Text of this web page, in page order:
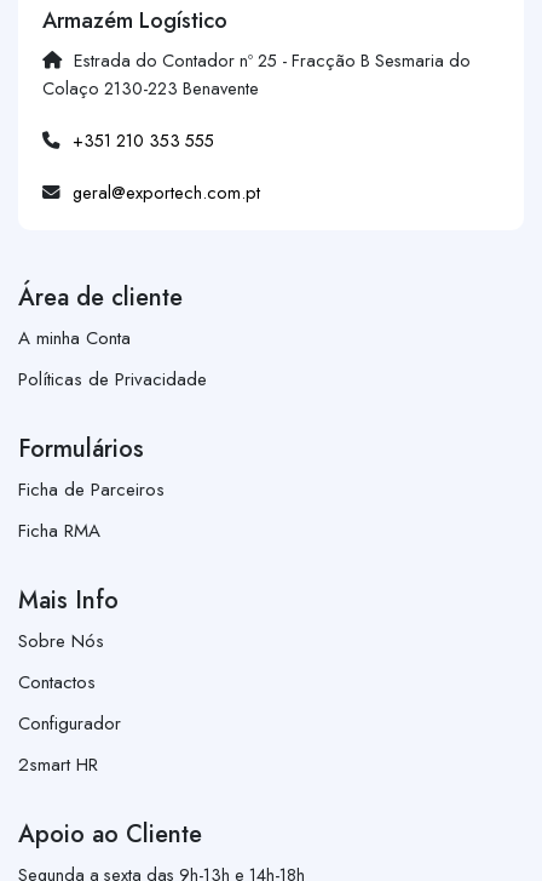
Armazém Logístico
Estrada do Contador nº 25 - Fracção B Sesmaria do
Colaço 2130-223 Benavente
+351 210 353 555
geral@exportech.com.pt
Área de cliente
A minha Conta
Políticas de Privacidade
Formulários
Ficha de Parceiros
Ficha RMA
Mais Info
Sobre Nós
Contactos
Configurador
2smart HR
Apoio ao Cliente
Segunda a sexta das 9h-13h e 14h-18h